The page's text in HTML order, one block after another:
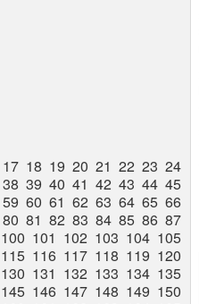
17 18 19 20 21 22 23 24
38 39 40 41 42 43 44 45
59 60 61 62 63 64 65 66
80 81 82 83 84 85 86 87
100 101 102 103 104 105
115 116 117 118 119 120
130 131 132 133 134 135
145 146 147 148 149 150